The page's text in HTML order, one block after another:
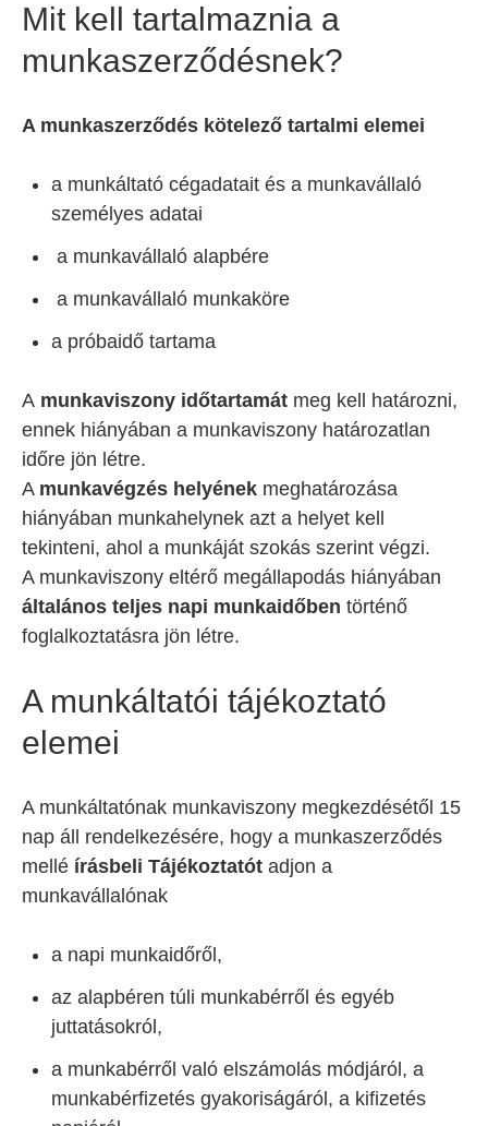
Mit kell tartalmaznia a
munkaszerződésnek?
A munkaszerződés kötelező tartalmi elemei
a munkáltató cégadatait és a munkavállaló
személyes adatai
a munkavállaló alapbére
a munkavállaló munkaköre
a próbaidő tartama
A munkaviszony időtartamát meg kell határozni,
ennek hiányában a munkaviszony határozatlan
időre jön létre.
A munkavégzés helyének meghatározása
hiányában munkahelynek azt a helyet kell
tekinteni, ahol a munkáját szokás szerint végzi.
A munkaviszony eltérő megállapodás hiányában
általános teljes napi munkaidőben történő
foglalkoztatásra jön létre.
A munkáltatói tájékoztató
elemei
A munkáltatónak munkaviszony megkezdésétől 15
nap áll rendelkezésére, hogy a munkaszerződés
mellé írásbeli Tájékoztatót adjon a
munkavállalónak
a napi munkaidőről,
az alapbéren túli munkabérről és egyéb
juttatásokról,
a munkabérről való elszámolás módjáról, a
munkabérfizetés gyakoriságáról, a kifizetés